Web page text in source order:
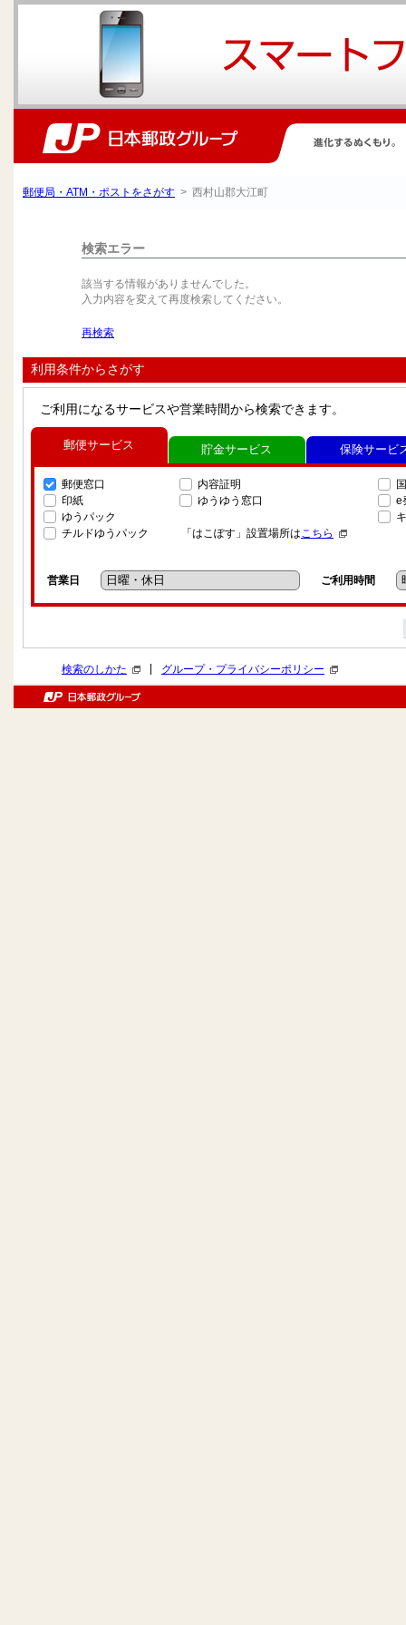
郵便局・ATM・ポストをさがす > 西村山郡大江町
検索エラー
該当する情報がありませんでした。
入力内容を変えて再度検索してください。
再検索
利用条件からさがす
ご利用になるサービスや営業時間から検索できます。
郵便サービス
郵便窓口
印紙
ゆうパック
チルドゆうパック
内容証明
ゆうゆう窓口
「はこぽす」設置場所はこちら
e
営業日 ご利用時間
貯金サービス 保険サービ
検索のしかた グループ・プライバシーポリシー